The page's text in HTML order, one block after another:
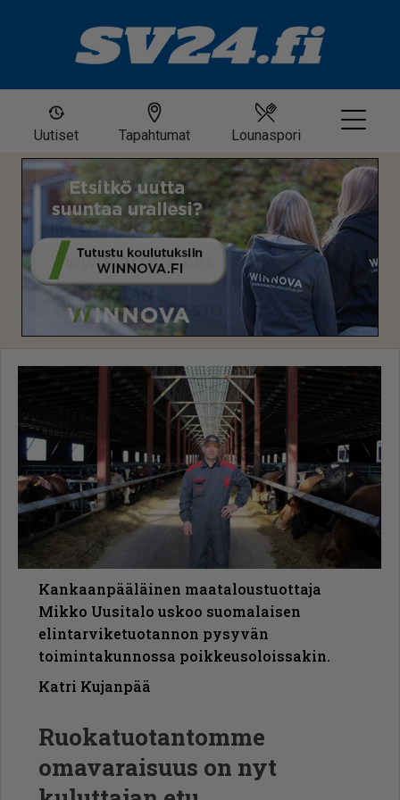
Uutiset Tapahtumat Lounaspori
Kankaanpääläinen maataloustuottaja
Mikko Uusitalo uskoo suomalaisen
elintarviketuotannon pysyvän
toimintakunnossa poikkeusoloissakin.
Katri Kujanpää
Ruokatuotantomme
omavaraisuus on nyt